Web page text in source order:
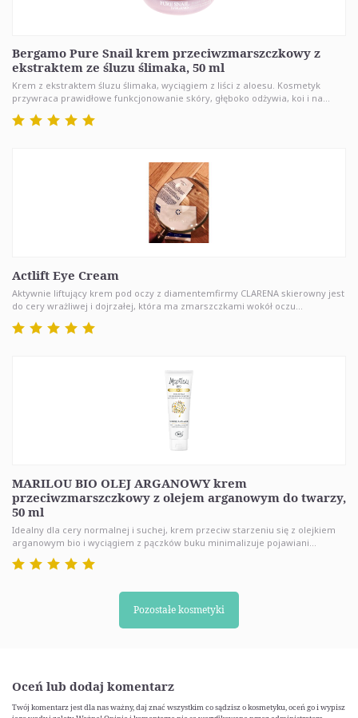
Bergamo Pure Snail krem przeciwzmarszczkowy z
ekstraktem ze śluzu ślimaka, 50 ml
Krem z ekstraktem śluzu ślimaka, wyciągiem z liści z aloesu. Kosmetyk
przywraca prawidłowe funkcjonowanie skóry, głęboko odżywia, koi i na...
Actlift Eye Cream
Aktywnie liftujący krem pod oczy z diamentemfirmy CLARENA skierowny jest
do cery wrażliwej i dojrzałej, która ma zmarszczkami wokół oczu...
MARILOU BIO OLEJ ARGANOWY krem
przeciwzmarszczkowy z olejem arganowym do twarzy,
50 ml
Idealny dla cery normalnej i suchej, krem przeciw starzeniu się z olejkiem
arganowym bio i wyciągiem z pączków buku minimalizuje pojawiani...
Pozostałe kosmetyki
Oceń lub dodaj komentarz
Twój komentarz jest dla nas ważny, daj znać wszystkim co sądzisz o kosmetyku, oceń go i wypisz